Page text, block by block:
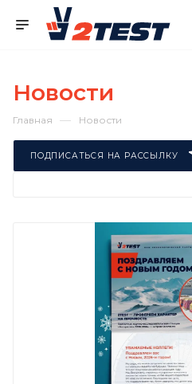
Новости
Главная — Новости
ПОДПИСАТЬСЯ НА РАССЫЛКУ